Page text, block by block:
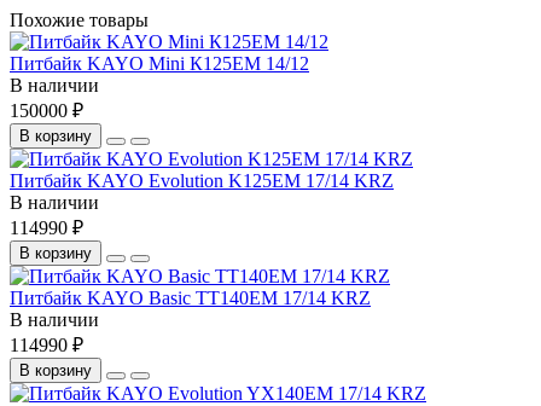
Похожие товары
Питбайк KAYO Mini К125EM 14/12
В наличии
150000 ₽
В корзину
Питбайк KAYO Evolution K125EM 17/14 KRZ
В наличии
114990 ₽
В корзину
Питбайк KAYO Basic TT140EM 17/14 KRZ
В наличии
114990 ₽
В корзину